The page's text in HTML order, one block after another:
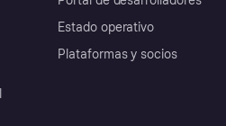
Estado operativo
Plataformas y socios